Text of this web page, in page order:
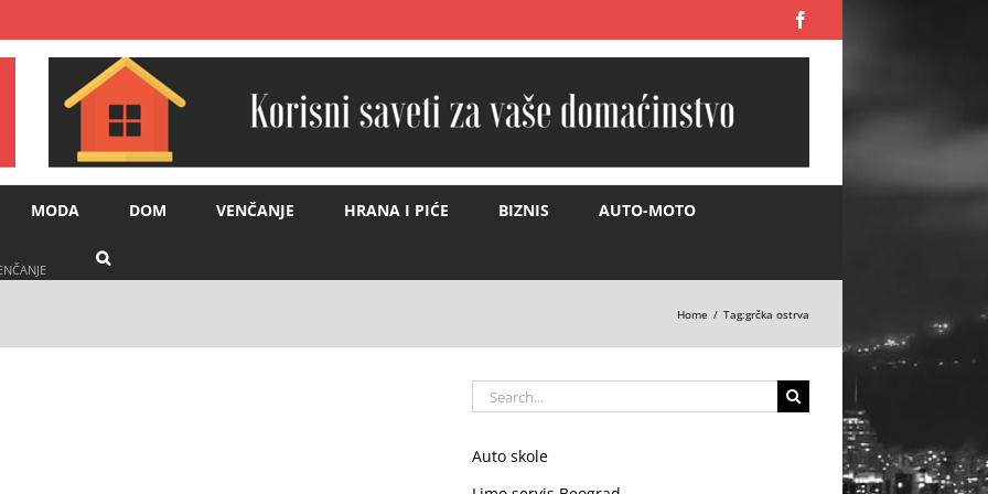
MODA DOM VENČANJE HRANA I PIĆE BIZNIS
AUTO-MOTO
Home Tag:grčka ostrva
Search
for:
Auto skole